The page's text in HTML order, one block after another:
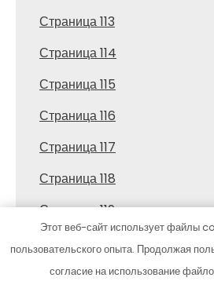
Страница 113
Страница 114
Страница 115
Страница 116
Страница 117
Страница 118
Страница 119
Страница 120
Этот веб-сайт использует файлы
пользовательского опыта. Продолжая
согласие на использование